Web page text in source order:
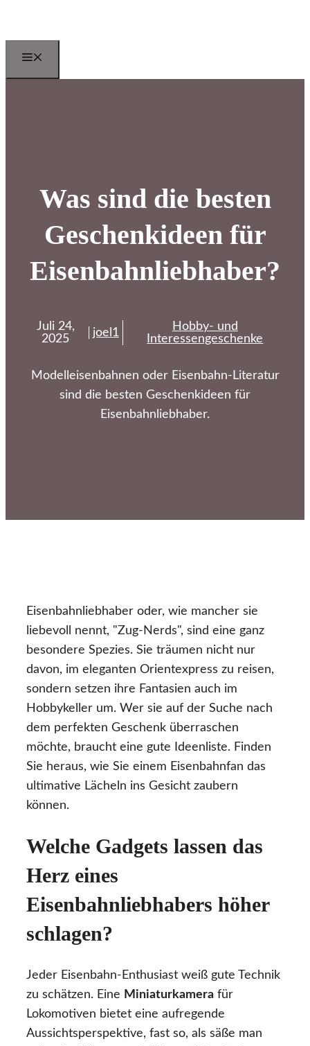
springen
Was sind die besten
Geschenkideen für
Eisenbahnliebhaber?
Juli 24,
2025
joel1
Hobby- und
Interessengeschenke
Modelleisenbahnen oder Eisenbahn-Literatur
sind die besten Geschenkideen für
Eisenbahnliebhaber.
Eisenbahnliebhaber oder, wie mancher sie
liebevoll nennt, "Zug-Nerds", sind eine ganz
besondere Spezies. Sie träumen nicht nur
davon, im eleganten Orientexpress zu reisen,
sondern setzen ihre Fantasien auch im
Hobbykeller um. Wer sie auf der Suche nach
dem perfekten Geschenk überraschen
möchte, braucht eine gute Ideenliste. Finden
Sie heraus, wie Sie einem Eisenbahnfan das
ultimative Lächeln ins Gesicht zaubern
können.
Welche Gadgets lassen das
Herz eines
Eisenbahnliebhabers höher
schlagen?
Jeder Eisenbahn-Enthusiast weiß gute Technik
zu schätzen. Eine Miniaturkamera für
Lokomotiven bietet eine aufregende
Aussichtsperspektive, fast so, als säße man